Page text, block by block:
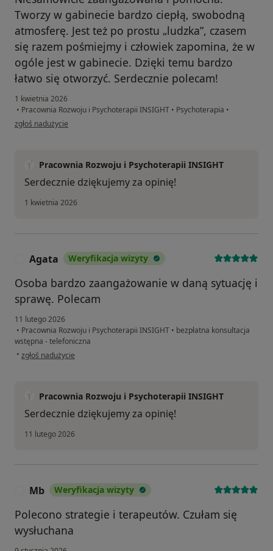
Tworzy w gabinecie bardzo ciepłą, swobodną
atmosferę. Jest też po prostu „ludzka”, czasem
się razem pośmiejmy i człowiek zapomina, że w
ogóle jest w gabinecie. Dzięki temu bardzo
łatwo się otworzyć. Serdecznie polecam!
1 kwietnia 2026
• Pracownia Rozwoju i Psychoterapii INSIGHT • Psychoterapia •
w opinii użytkownika Zuzanna
zgłoś nadużycie
Pracownia Rozwoju i Psychoterapii INSIGHT
Serdecznie dziękujemy za opinię!
1 kwietnia 2026
Agata Weryfikacja wizyty
Osoba bardzo zaangażowanie w daną sytuację i
sprawę. Polecam
11 lutego 2026
• Pracownia Rozwoju i Psychoterapii INSIGHT • bezpłatna konsultacja
wstępna - telefoniczna
• w opinii użytkownika Agata
zgłoś nadużycie
Pracownia Rozwoju i Psychoterapii INSIGHT
Serdecznie dziękujemy za opinię!
11 lutego 2026
Mb Weryfikacja wizyty
Polecono strategie i terapeutów. Czułam się
wysłuchana